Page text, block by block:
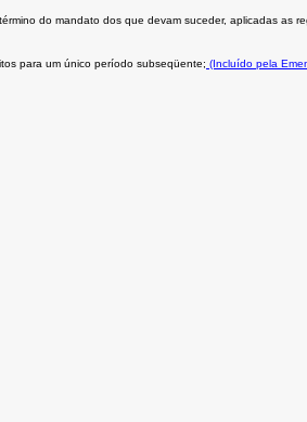
do mandato dos que devam suceder, aplicadas as
para um único período subseqüente; (Incluído pela